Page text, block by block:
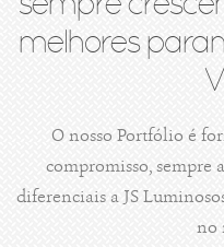
melhores
O nosso Portfólio é
compromisso, sempre
diferenciais a JS
no